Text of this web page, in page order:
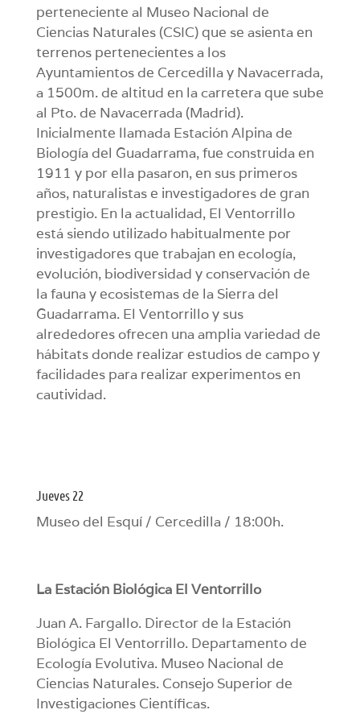
perteneciente al Museo Nacional de
Ciencias Naturales (CSIC) que se asienta en
terrenos pertenecientes a los
Ayuntamientos de Cercedilla y Navacerrada,
a 1500m. de altitud en la carretera que sube
al Pto. de Navacerrada (Madrid).
Inicialmente llamada Estación Alpina de
Biología del Guadarrama, fue construida en
1911 y por ella pasaron, en sus primeros
años, naturalistas e investigadores de gran
prestigio. En la actualidad, El Ventorrillo
está siendo utilizado habitualmente por
investigadores que trabajan en ecología,
evolución, biodiversidad y conservación de
la fauna y ecosistemas de la Sierra del
Guadarrama. El Ventorrillo y sus
alrededores ofrecen una amplia variedad de
hábitats donde realizar estudios de campo y
facilidades para realizar experimentos en
cautividad.
Jueves 22
Museo del Esquí / Cercedilla / 18:00h.
La Estación Biológica El Ventorrillo
Juan A. Fargallo. Director de la Estación
Biológica El Ventorrillo. Departamento de
Ecología Evolutiva. Museo Nacional de
Ciencias Naturales. Consejo Superior de
Investigaciones Científicas.